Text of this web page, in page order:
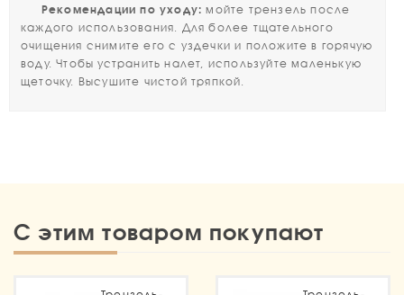
Рекомендации по уходу:мойте трензель после
каждого использования. Для более тщательного
очищения снимите его с уздечки и положите в горячую
воду. Чтобы устранить налет, используйте маленькую
щеточку. Высушите чистой тряпкой.
С этим товаром покупают